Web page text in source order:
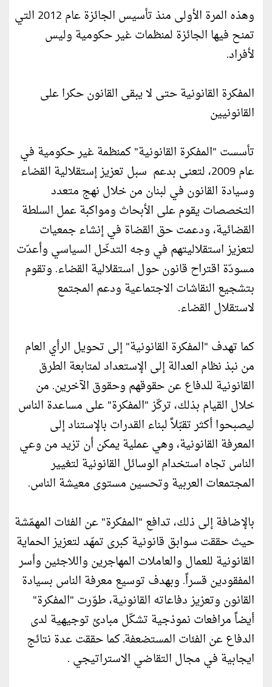
وهذه المرة الأولى منذ تأسيس الجائزة عام 2012 التي
تمنح فيها الجائزة لمنظمات غير حكومية وليس
لأفراد.
المفكرة القانونية حتى لا يبقى القانون حكرا على
القانونيين
تأسست "المفكرة القانونية" كمنظمة غير حكومية في
عام 2009، لتعنى بدعم سبل تعزيز إستقلالية القضاء
وسيادة القانون في لبنان من خلال نهج متعدد
التخصصات يقوم على الأبحاث ومواكبة عمل السلطة
القضائية، ودعمت حق القضاة في إنشاء جمعيات
لتعزيز استقلاليتهم في وجه التدخّل السياسي وأعدّت
مسودّة اقتراح قانون حول استقلالية القضاء. وتقوم
بتشجيع النقاشات الاجتماعية ودعم المجتمع
لاستقلال القضاء.
كما تهدف "المفكرة القانونية" إلى تحويل الرأي العام
من نبذ نظام العدالة إلى الإستعداد لمتابعة الطرق
القانونية للدفاع عن حقوقهم وحقوق الآخرين. من
خلال القيام بذلك، تركّز "المفكرة" على مساعدة الناس
ليصبحوا أكثر تقبّلاً لبناء القدرات بالإستناد إلى
المعرفة القانونية، وهي عملية يمكن أن تزيد من وعي
الناس تجاه استخدام الوسائل القانونية لتغيير
المجتمعات العربية وتحسين مستوى معيشة الناس.
بالإضافة إلى ذلك، تدافع "المفكرة" عن الفئات المهمّشة
حيث حققت سوابق قانونية كبرى تمهّد لتعزيز الحماية
القانونية للعمال والعاملات المهاجرين واللاجئين وأسر
المفقودين قسراً. وبهدف توسيع معرفة الناس بسيادة
القانون وتعزيز دفاعاته القانونية، طوّرت "المفكرة"
أيضاً مرافعات نموذجية تشكّل مبادئ توجيهية لدى
الدفاع عن الفئات المستضعفةـ كما حققت عدة نتائج
ايجابية في مجال التقاضي الاستراتيجي .